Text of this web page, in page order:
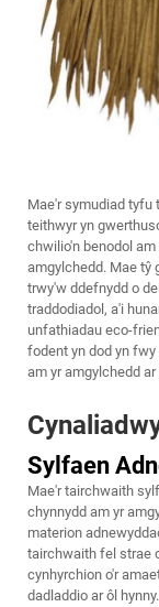
Mae'r symudiad tyfu
teithwyr yn
chwilio'n benodol
amgylchedd. Mae tŷ
trwy'w ddefnydd o
traddodiadol, a'i
unfathiadau eco-
fodent yn dod yn
am yr amgylchedd
Sylfaen
Mae'r tairchwaith
chynnydd am yr
materion
tairchwaith fel strae
cynhyrchion o'r
dadladdio ar ôl